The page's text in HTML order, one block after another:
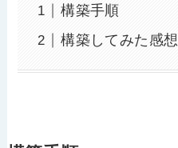
構築手順
構築してみた感想